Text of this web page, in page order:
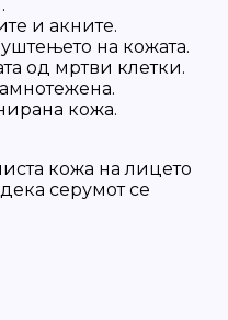
и акните.
на кожата.
од мртви клетки.
кожа.
кожа на лицето
серумот се